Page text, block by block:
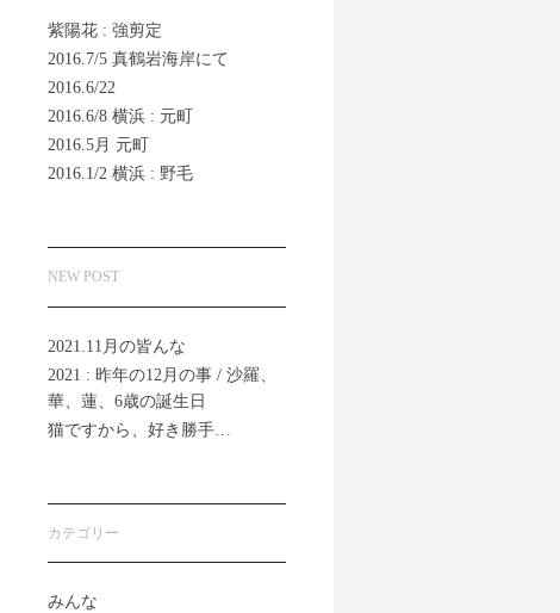
紫陽花 : 強剪定
2016.7/5 真鶴岩海岸にて
2016.6/22
2016.6/8 横浜 : 元町
2016.5月 元町
2016.1/2 横浜 : 野毛
NEW POST
2021.11月の皆んな
2021 : 昨年の12月の事 / 沙羅、
華、蓮、6歳の誕生日
猫ですから、好き勝手…
カテゴリー
みんな